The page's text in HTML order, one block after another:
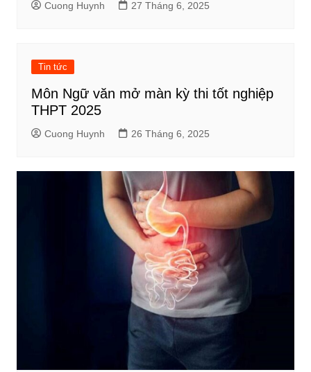
Cuong Huynh 27 Tháng 6, 2025
Tin tức
Môn Ngữ văn mở màn kỳ thi tốt nghiệp
THPT 2025
Cuong Huynh 26 Tháng 6, 2025